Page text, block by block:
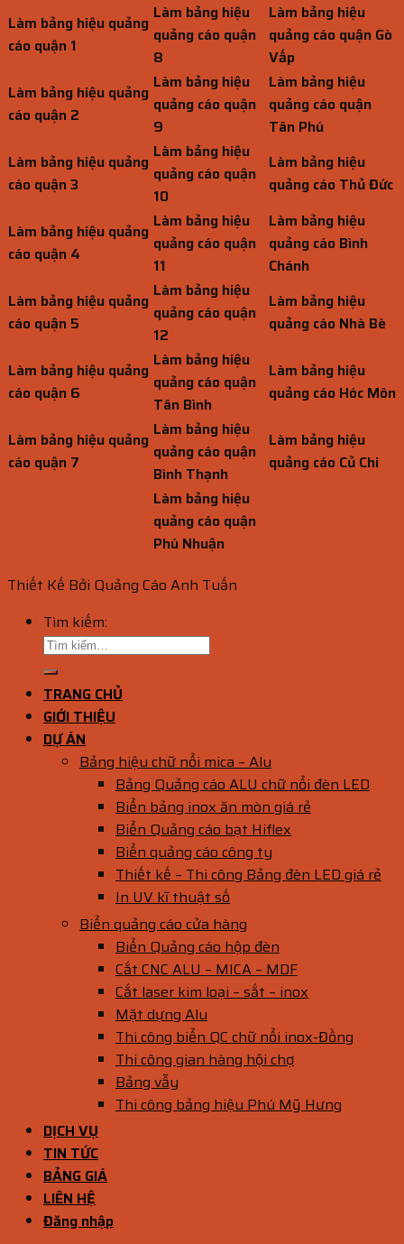
Làm bảng hiệu quảng
cáo quận 1
Làm bảng hiệu
quảng cáo quận
8
Làm bảng hiệu
quảng cáo quận Gò
Vấp
Làm bảng hiệu quảng
cáo quận 2
Làm bảng hiệu
quảng cáo quận
9
Làm bảng hiệu
quảng cáo quận
Tân Phú
Làm bảng hiệu quảng
cáo quận 3
Làm bảng hiệu
quảng cáo quận
10
Làm bảng hiệu
quảng cáo Thủ Đức
Làm bảng hiệu quảng
cáo quận 4
Làm bảng hiệu
quảng cáo quận
11
Làm bảng hiệu
quảng cáo Bình
Chánh
Làm bảng hiệu quảng
cáo quận 5
Làm bảng hiệu
quảng cáo quận
12
Làm bảng hiệu
quảng cáo Nhà Bè
Làm bảng hiệu quảng
cáo quận 6
Làm bảng hiệu
quảng cáo quận
Tân Bình
Làm bảng hiệu
quảng cáo Hóc Môn
Làm bảng hiệu quảng
cáo quận 7
Làm bảng hiệu
quảng cáo quận
Bình Thạnh
Làm bảng hiệu
quảng cáo Củ Chi
Làm bảng hiệu
quảng cáo quận
Phú Nhuận
Thiết Kế Bởi Quảng Cáo Anh Tuấn
Tìm kiếm:
TRANG CHỦ
GIỚI THIỆU
DỰ ÁN
Bảng hiệu chữ nổi mica – Alu
Bảng Quảng cáo ALU chữ nổi đèn LED
Biển bảng inox ăn mòn giá rẻ
Biển Quảng cáo bạt Hiflex
Biển quảng cáo công ty
Thiết kế – Thi công Bảng đèn LED giá rẻ
In UV kĩ thuật số
Biển quảng cáo cửa hàng
Biển Quảng cáo hộp đèn
Cắt CNC ALU – MICA – MDF
Cắt laser kim loại – sắt – inox
Mặt dựng Alu
Thi công biển QC chữ nổi inox-Đồng
Thi công gian hàng hội chợ
Bảng vẫy
Thi công bảng hiệu Phú Mỹ Hưng
DỊCH VỤ
TIN TỨC
BẢNG GIÁ
LIÊN HỆ
Đăng nhập